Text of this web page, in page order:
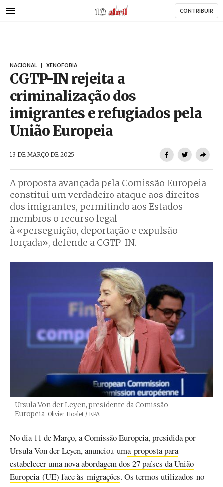
para
AbrilAbril CONTRIBUIR
NACIONAL XENOFOBIA
CGTP-IN rejeita a
criminalização dos
imigrantes e refugiados pela
União Europeia
13 DE MARÇO DE 2025
A proposta avançada pela Comissão Europeia
constitui um verdadeiro ataque aos direitos
dos imigrantes, permitindo aos Estados-
membros o recurso legal
à «perseguição, deportação e expulsão
forçada», defende a CGTP-IN.
Ursula Von der Leyen, presidente da Comissão
Europeia Créditos
Olivier Hoslet / EPA
No dia 11 de Março, a Comissão Europeia, presidida por
Ursula Von der Leyen, anunciou uma proposta para
estabelecer uma nova abordagem dos 27 países da União
Europeia (UE) face às migrações. Os termos utilizados no